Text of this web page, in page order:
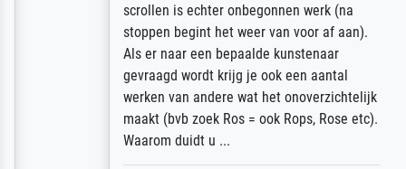
scrollen is echter onbegonnen werk (na
stoppen begint het weer van voor af aan).
Als er naar een bepaalde kunstenaar
gevraagd wordt krijg je ook een aantal
werken van andere wat het onoverzichtelijk
maakt (bvb zoek Ros = ook Rops, Rose etc).
Waarom duidt u ...